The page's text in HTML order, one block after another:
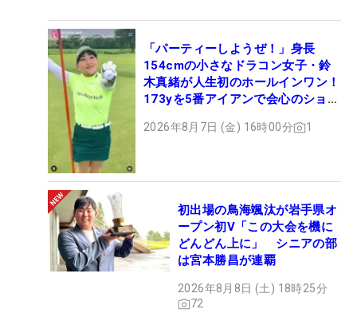
「パーティーしようぜ！」身長
154cmの小さなドラコン女子・鈴
木真緒が人生初のホールインワン！
173yを5番アイアンで会心のショッ
2026年8月7日 (金) 16時00分 1
初出場の鳥海颯汰が岩手県オ
ープン初V「この大会を機に
どんどん上に」 シニアの部
は宮本勝昌が連覇
2026年8月8日 (土) 18時25分
72